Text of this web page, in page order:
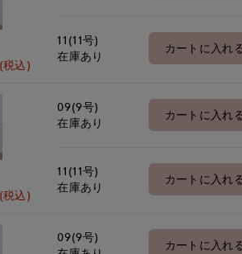
モデル身長:167cm 着用サイズ:09(M)
税込)
11(11号)
在庫あり
カートに入れ
税込)
09(9号)
在庫あり
カートに入れ
11(11号)
在庫あり
カートに入れ
09(9号)
カートに入れ